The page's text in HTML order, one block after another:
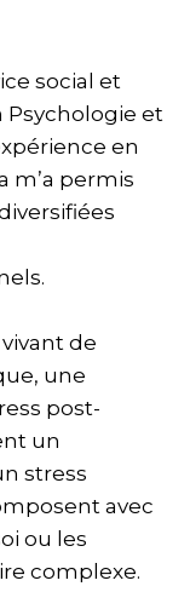
social et
Psychologie et
en
m’a permis
de
une
post-
un
stress
avec
ou les
complexe.